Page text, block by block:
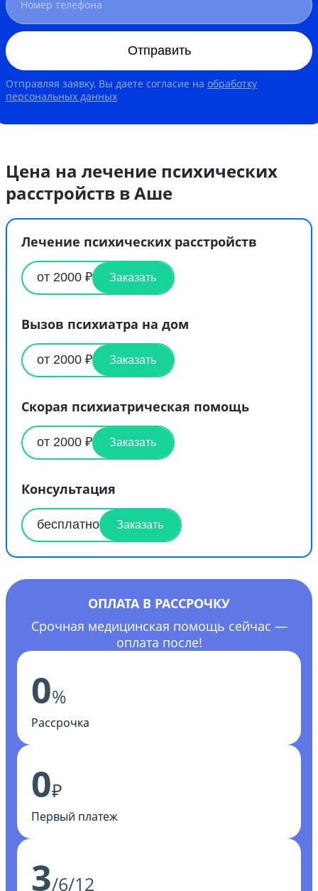
Отправить
Отправляя заявку, Вы даете согласие на обработку
персональных данных
Цена на лечение психических
расстройств в Аше
Лечение психических расстройств
от 2000 ₽ Заказать
Вызов психиатра на дом
от 2000 ₽ Заказать
Скорая психиатрическая помощь
от 2000 ₽ Заказать
Консультация
бесплатно Заказать
ОПЛАТА В РАССРОЧКУ
Срочная медицинская помощь сейчас —
оплата после!
0%
Рассрочка
0₽
Первый платеж
3/6/12